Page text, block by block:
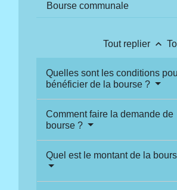
Bourse communale
Tout replier keyboard_arrow_up
Quelles sont les conditions
bénéficier de la bourse ?
Comment faire la demande de
bourse ?
Quel est le montant de la